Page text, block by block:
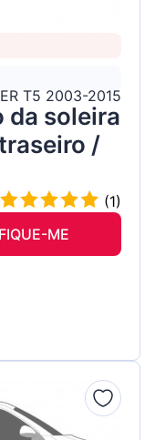
T5 2003-2015
da soleira
/
(1)
ME